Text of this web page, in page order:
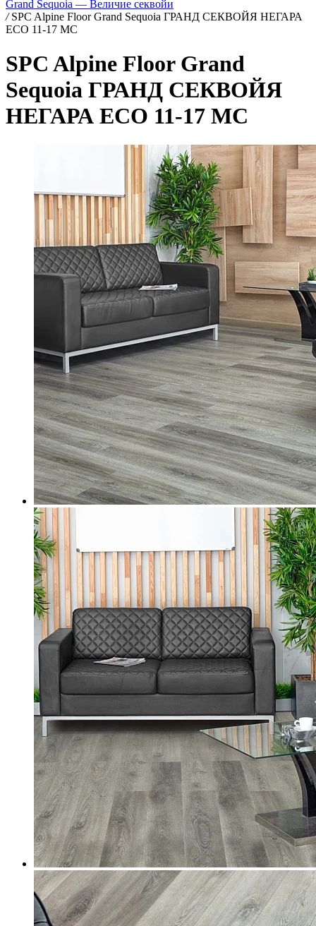
Grand Sequoia — Величие секвойи
/ SPC Alpine Floor Grand Sequoia ГРАНД СЕКВОЙЯ НЕГАРА
ECO 11-17 MC
SPC Alpine Floor Grand
Sequoia ГРАНД СЕКВОЙЯ
НЕГАРА ECO 11-17 MC